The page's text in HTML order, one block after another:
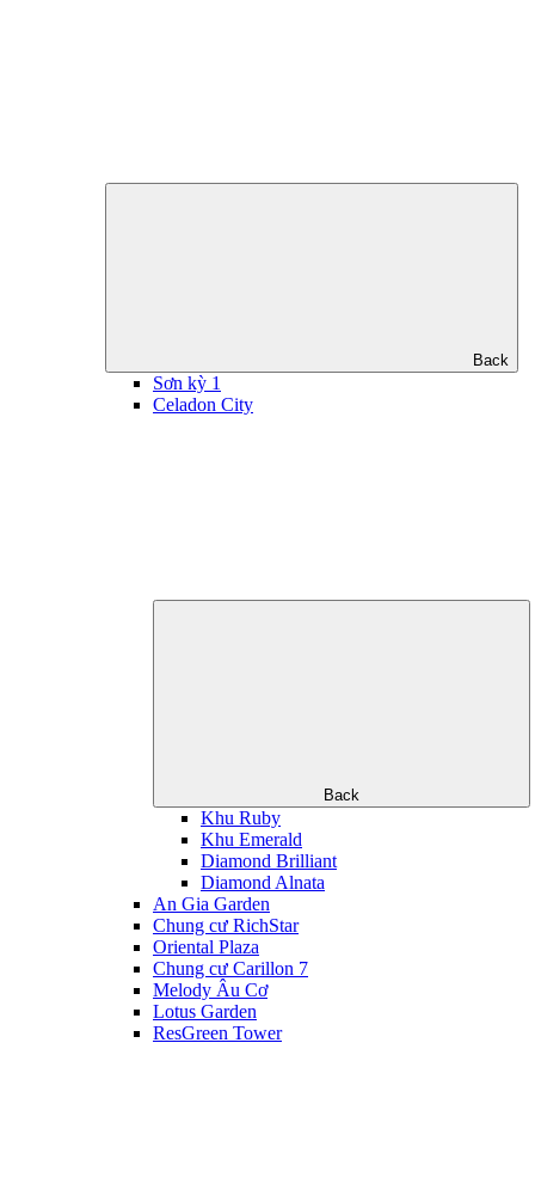
Back
Sơn kỳ 1
Celadon City
Back
Khu Ruby
Khu Emerald
Diamond Brilliant
Diamond Alnata
An Gia Garden
Chung cư RichStar
Oriental Plaza
Chung cư Carillon 7
Melody Âu Cơ
Lotus Garden
ResGreen Tower